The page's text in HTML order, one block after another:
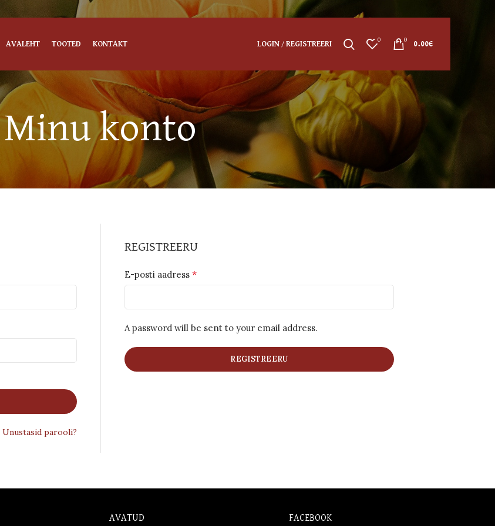
AVALEHT TOOTED KONTAKT LOGIN / REGISTREERI
0 0
0.00€
Minu konto
Unustasid parooli?
REGISTREERU
E-posti aadress *
A password will be sent to your email address.
REGISTREERU
AVATUD FACEBOOK